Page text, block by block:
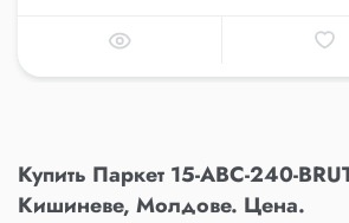
Купить Паркет 15-ABC-240-
Кишиневе, Молдове. Цена.